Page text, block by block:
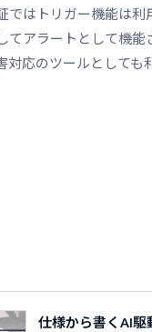
ではトリガー機能は利
てアラートとして機能
対応のツールとしても
仕様から書くAI